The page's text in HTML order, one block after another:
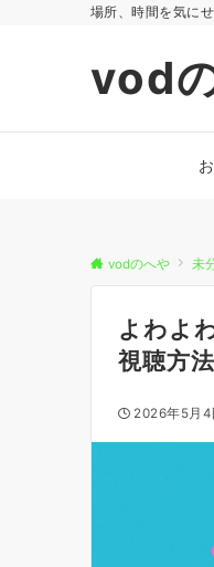
場所、時間を気に
vod
vodのへや 未
よわよ
視聴方法
2026年5月4